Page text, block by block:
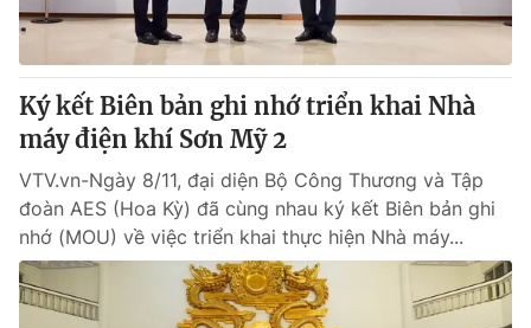
Ký kết Biên bản ghi nhớ triển khai Nhà
máy điện khí Sơn Mỹ 2
VTV.vn-Ngày 8/11, đại diện Bộ Công Thương và Tập
đoàn AES (Hoa Kỳ) đã cùng nhau ký kết Biên bản ghi
nhớ (MOU) về việc triển khai thực hiện Nhà máy...